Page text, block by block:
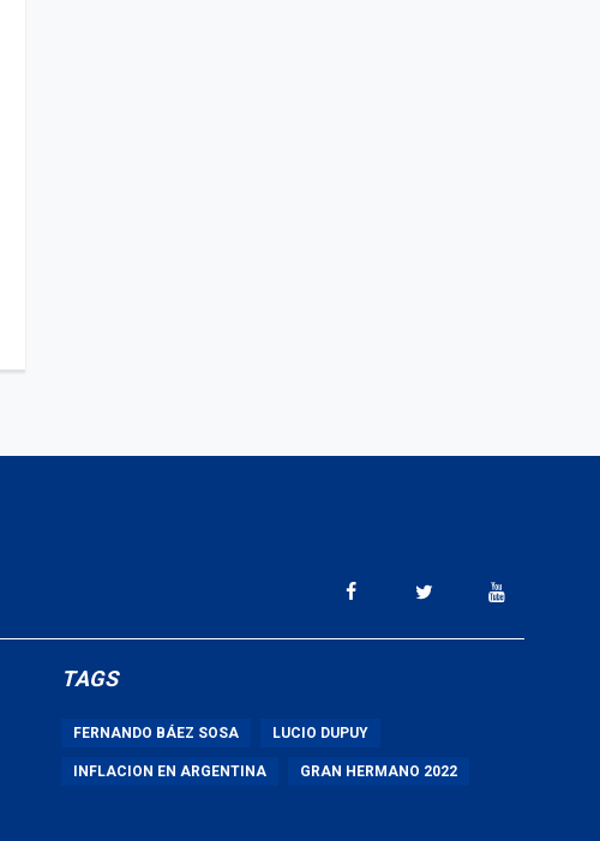
TAGS
FERNANDO BÁEZ SOSA LUCIO DUPUY
INFLACION EN ARGENTINA GRAN HERMANO 2022